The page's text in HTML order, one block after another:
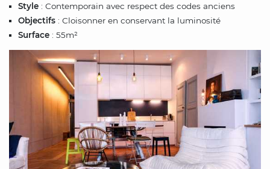
Style : Contemporain avec respect des codes anciens
Objectifs : Cloisonner en conservant la luminosité
Surface : 55m²